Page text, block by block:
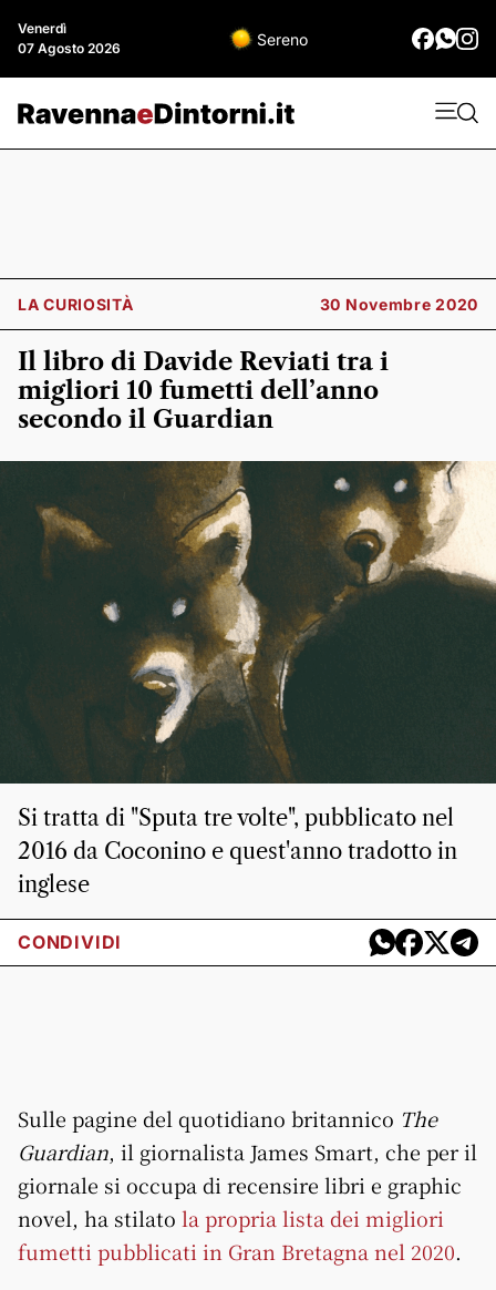
Venerdì
07 Agosto 2026
Sereno
LA CURIOSITÀ 30 Novembre 2020
Il libro di Davide Reviati tra i
migliori 10 fumetti dell’anno
secondo il Guardian
Si tratta di "Sputa tre volte", pubblicato nel
2016 da Coconino e quest'anno tradotto in
inglese
CONDIVIDI
Sulle pagine del quotidiano britannico The
Guardian, il giornalista James Smart, che per il
giornale si occupa di recensire libri e graphic
novel, ha stilato la propria lista dei migliori
fumetti pubblicati in Gran Bretagna nel 2020.